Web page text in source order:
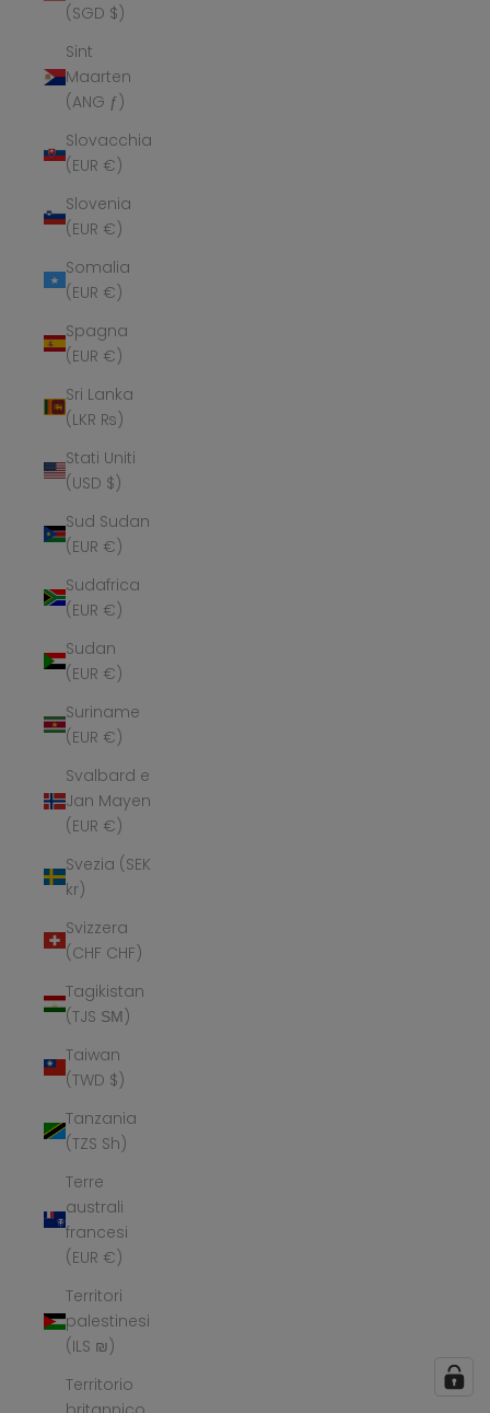
(SGD $)
Sint
Maarten
(ANG ƒ)
Slovacchia
(EUR €)
Slovenia
(EUR €)
Somalia
(EUR €)
Spagna
(EUR €)
Sri Lanka
(LKR ₨)
Stati Uniti
(USD $)
Sud Sudan
(EUR €)
Sudafrica
(EUR €)
Sudan
(EUR €)
Suriname
(EUR €)
Svalbard e
Jan Mayen
(EUR €)
Svezia (SEK
kr)
Svizzera
(CHF CHF)
Tagikistan
(TJS ЅМ)
Taiwan
(TWD $)
Tanzania
(TZS Sh)
Terre
australi
francesi
(EUR €)
Territori
palestinesi
(ILS ₪)
Territorio